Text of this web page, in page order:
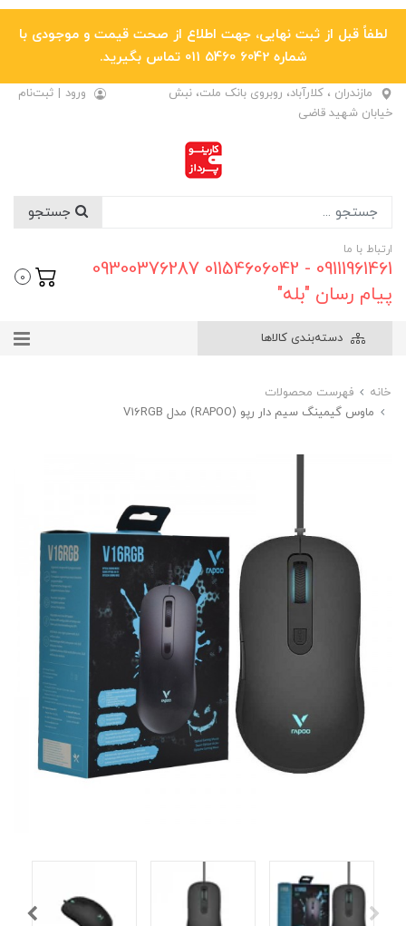
لطفاً قبل از ثبت نهایی، جهت اطلاع از صحت قیمت و موجودی با
شماره 6042 5460 011 تماس بگیرید.
مازندران ، کلارآباد، روبروی بانک ملت، نبش
خیابان شهید قاضی
ورود | ثبت‌نام
ارتباط با ما
09111961461 - 01154606042 09300376287
پیام رسان "بله"
0
دسته‌بندی کالاها
خانه
فهرست محصولات
ماوس گیمینگ سیم دار رپو (RAPOO) مدل V16RGB